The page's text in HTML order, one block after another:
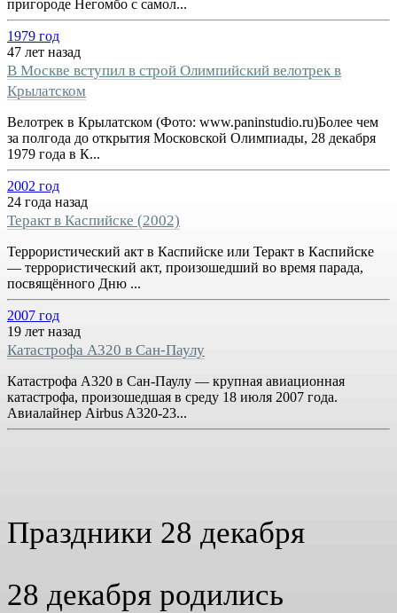
пригороде Негомбо с самол...
1979 год
47 лет назад
В Москве вступил в строй Олимпийский велотрек в
Крылатском
Велотрек в Крылатском (Фото: www.paninstudio.ru)Более чем
за полгода до открытия Московской Олимпиады, 28 декабря
1979 года в К...
2002 год
24 года назад
Теракт в Каспийске (2002)
Террористический акт в Каспийске или Теракт в Каспийске
— террористический акт, произошедший во время парада,
посвящённого Дню ...
2007 год
19 лет назад
Катастрофа A320 в Сан-Паулу
Катастрофа A320 в Сан-Паулу — крупная авиационная
катастрофа, произошедшая в среду 18 июля 2007 года.
Авиалайнер Airbus A320-23...
Праздники 28 декабря
28 декабря родились